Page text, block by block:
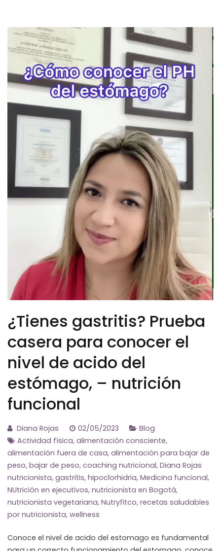
¿Tienes gastritis? Prueba
casera para conocer el
nivel de acido del
estómago, – nutrición
funcional
Diana Rojas 02/05/2023
Blog
Actividad física, alimentación consciente,
alimentación fuera de casa, alimentación para bajar de
peso, bajar de peso, coaching nutricional, Diana Rojas
nutricionista, gastritis, hipoclorhidria, Medicina funcional,
NUtrición en ejecutivos, nutricionista en Bogotá,
nutricionista vegetariana, Nutryfitco, recetas saludables
por nutricionista, wellness
Conoce el nivel de acido del estomago es fundamental